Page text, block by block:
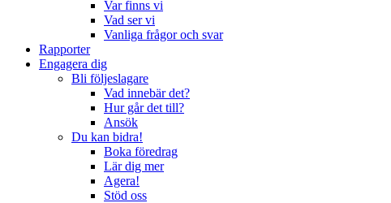
Var finns vi
Vad ser vi
Vanliga frågor och svar
Rapporter
Engagera dig
Bli följeslagare
Vad innebär det?
Hur går det till?
Ansök
Du kan bidra!
Boka föredrag
Lär dig mer
Agera!
Stöd oss